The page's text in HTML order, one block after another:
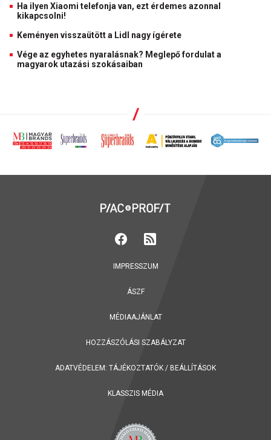
Ha ilyen Xiaomi telefonja van, ezt érdemes azonnal
kikapcsolni!
Keményen visszaütött a Lidl nagy ígérete
Vége az egyhetes nyaralásnak? Meglepő fordulat a
magyarok utazási szokásaiban
IMPRESSZUM
ÁSZF
MÉDIAAJÁNLAT
HOZZÁSZÓLÁSI SZABÁLYZAT
ADATVÉDELEM: TÁJÉKOZTATÓK / BEÁLLÍTÁSOK
KLASSZIS MÉDIA